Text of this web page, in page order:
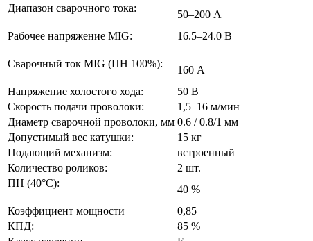
Диапазон сварочного тока:
50–200 А
Рабочее напряжение MIG:
16.5–24.0 В
Сварочный ток MIG (ПН 100%):
160 А
Напряжение холостого хода:
50 В
Скорость подачи проволоки:
1,5–16 м/мин
Диаметр сварочной проволоки, мм 0.6 / 0.8/1 мм
Допустимый вес катушки:
15 кг
Подающий механизм:
встроенный
Количество роликов:
2 шт.
ПН (40°C):
40 %
Коэффициент мощности
0,85
КПД:
85 %